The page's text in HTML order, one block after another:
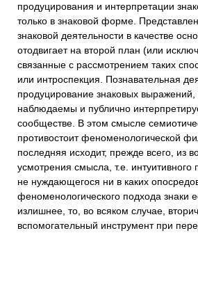
продуцирования и интерпретации
только в знаковой форме.
знаковой деятельности в качестве
отодвигает на второй план (или
связанные с рассмотрением таких
или интроспекция. Познавательная
продуцирование знаковых
наблюдаемы и публично
сообществе. В этом смысле
противостоит феноменологической
последняя исходит, прежде всего, из
усмотрения смысла, т.е. интуитивного
не нуждающегося ни в каких
феноменологического подхода знаки
излишнее, то, во всяком случае,
вспомогательный инструмент при